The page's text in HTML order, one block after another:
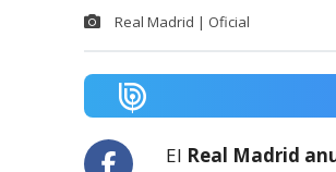
Real Madrid | Oficial
El Real Madrid